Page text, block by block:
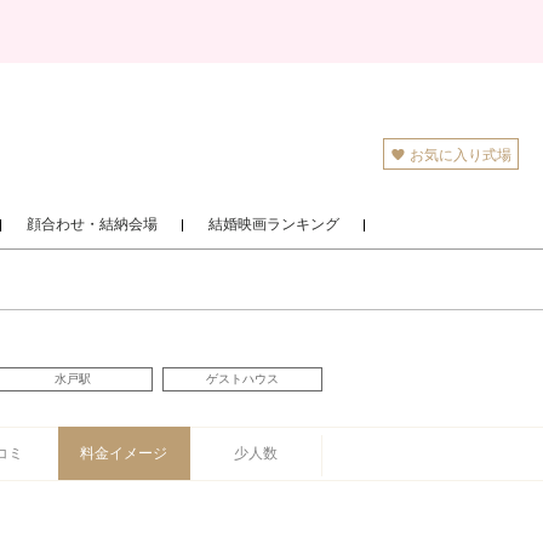
お気に入り式場
顔合わせ・結納会場 結婚映画ランキング
水戸駅 ゲストハウス
ミ 料金イメージ 少人数